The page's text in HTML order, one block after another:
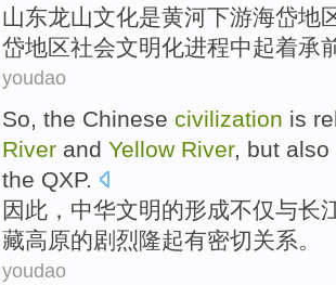
山东龙山文化是黄河下游海岱地
岱地区社会文明化进程中起着承
youdao
So, the Chinese civilization is
River and Yellow River, but also
the QXP.
因此 ， 中华文明的形成不仅与长
藏高原的剧烈隆起有密切关系。
youdao